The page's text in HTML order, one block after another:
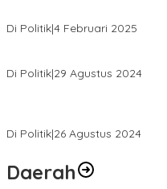
Di Politik|4 Februari 2025
Di Politik|29 Agustus 2024
Di Politik|26 Agustus 2024
Daerah